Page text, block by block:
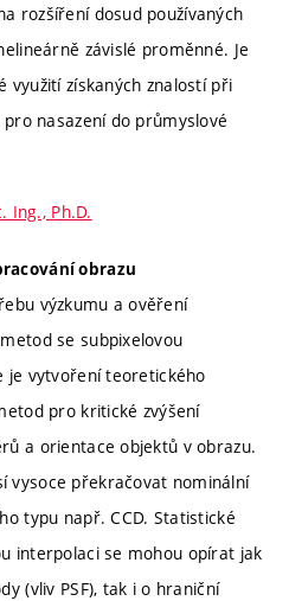
rozšíření dosud používaných
závislé proměnné. Je
využití získaných znalostí při
nasazení do průmyslové
Ing., Ph.D.
obrazu
výzkumu a ověření
se subpixelovou
je vytvoření teoretického
pro kritické zvýšení
a orientace objektů v obrazu.
vysoce překračovat nominální
typu např. CCD. Statistické
interpolaci se mohou opírat jak
(vliv PSF), tak i o hraniční